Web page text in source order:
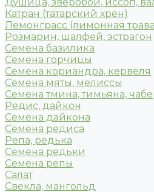
Катран (татарский хрен)
Лемонграсс (лимонная
Розмарин, шалфей, эстрагон
Семена базилика
Семена горчицы
Семена кориандра, кервеля
Семена мяты, мелиссы
Семена тмина, тимьяна,
Редис, дайкон
Семена дайкона
Семена редиса
Репа, редька
Семена редьки
Семена репы
Салат
Свекла, мангольд